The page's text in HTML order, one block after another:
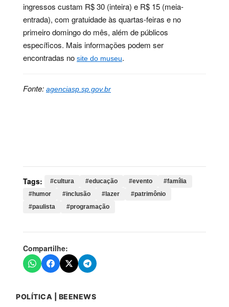
ingressos custam R$ 30 (inteira) e R$ 15 (meia-
entrada), com gratuidade às quartas-feiras e no
primeiro domingo do mês, além de públicos
específicos. Mais informações podem ser
encontradas no site do museu.
Fonte: agenciasp.sp.gov.br
Tags: #cultura #educação #evento
#família
#humor
#inclusão #lazer
#patrimônio
#paulista
#programação
Compartilhe:
POLÍTICA | BEENEWS